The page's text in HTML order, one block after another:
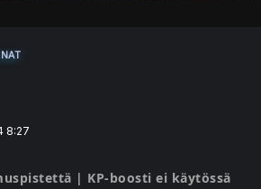
8:27
| KP-boosti ei käytössä